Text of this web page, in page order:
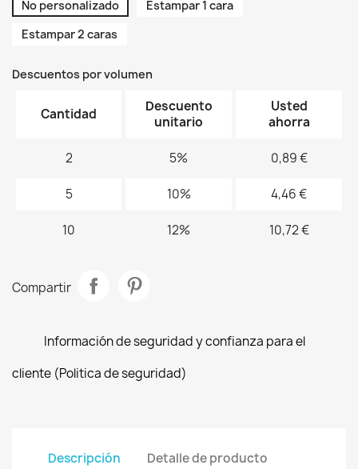
No personalizado
Estampar 1 cara
Estampar 2 caras
Descuentos por volumen
Cantidad
Descuento
unitario
Usted
ahorra
2 5% 0,89 €
5 10% 4,46 €
10 12% 10,72 €
Compartir
Información de seguridad y confianza para el
cliente (Politica de seguridad)
Descripción Detalle de producto